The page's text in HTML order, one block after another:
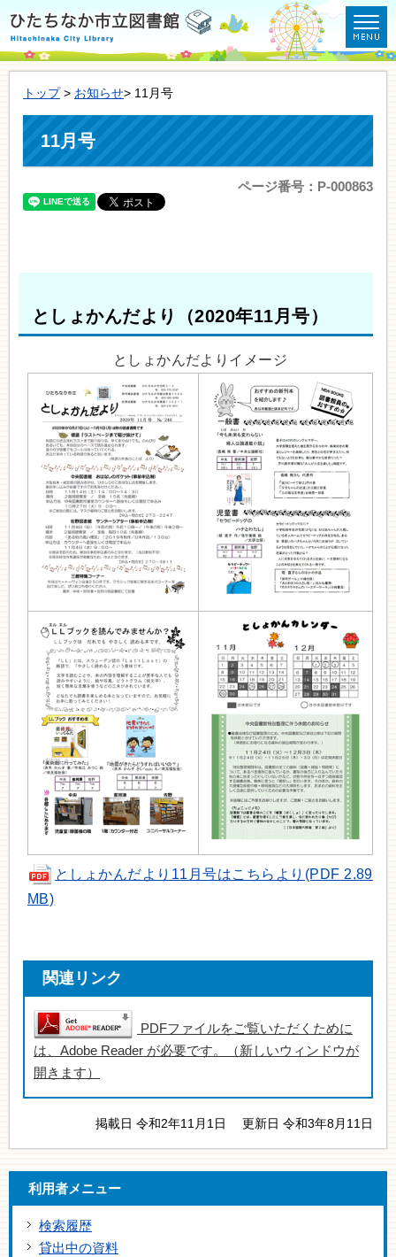
トップ> お知らせ> 11月号
11月号
ページ番号：P-000863
としょかんだより（2020年11月号）
としょかんだよりイメージ
としょかんだより11月号はこちらより(PDF 2.89
MB)
関連リンク
PDFファイルをご覧いただくために
は、Adobe Reader が必要です。（新しいウィンドウが
開きます）
掲載日 令和2年11月1日 更新日 令和3年8月11日
利用者メニュー
検索履歴
貸出中の資料